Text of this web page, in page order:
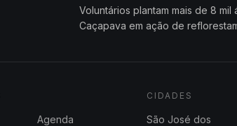
Voluntários plantam mais de 8 mil
Caçapava em ação de
Agenda
CIDADES
São José dos